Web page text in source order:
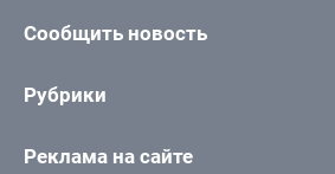
Сообщить новость
Рубрики
Реклама на сайте